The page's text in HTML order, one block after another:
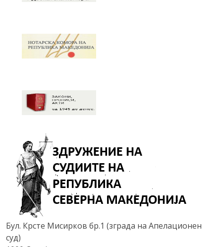
Бул. Крсте Мисирков бр.1 (зграда на Апелационен
суд)